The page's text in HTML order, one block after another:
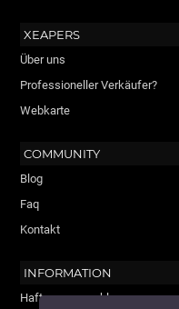
XEAPERS
Über uns
Professioneller Verkäufer?
Webkarte
COMMUNITY
Blog
Faq
Kontakt
INFORMATION
Haftungsausschluss